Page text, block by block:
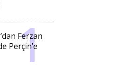
Ferzan
Perçin’e